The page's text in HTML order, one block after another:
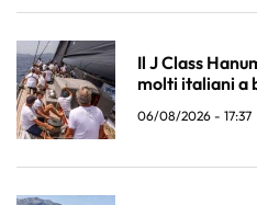
Il J Class
molti italiani a
06/08/2026 - 17:37